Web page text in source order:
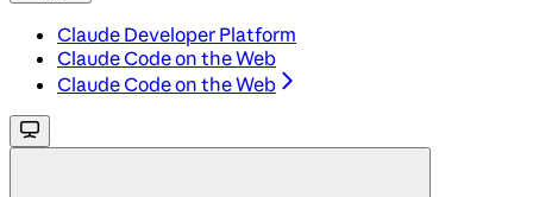
Claude Developer Platform
Claude Code on the Web
Claude Code on the Web